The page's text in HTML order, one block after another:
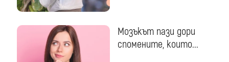
Мозъкът пази дори
спомените, които...